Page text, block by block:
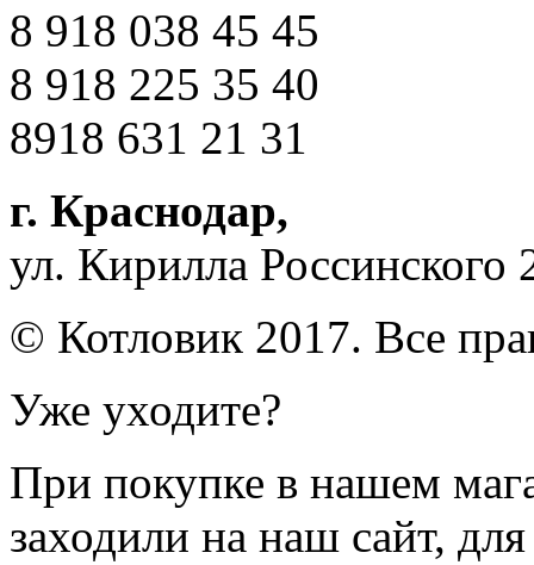
8 918 038 45 45
8 918 225 35 40
8918 631 21 31
г. Краснодар,
ул. Кирилла Россинского
© Котловик 2017. Все
Уже уходите?
При покупке в нашем
заходили на наш сайт,